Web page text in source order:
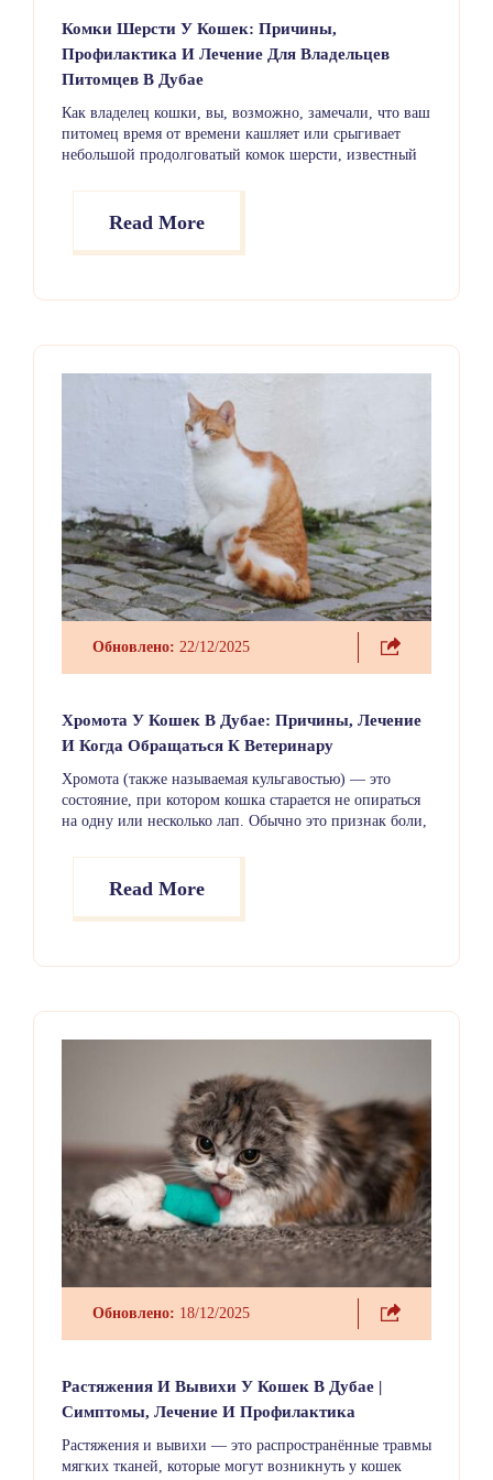
Комки Шерсти У Кошек: Причины,
Профилактика И Лечение Для Владельцев
Питомцев В Дубае
Как владелец кошки, вы, возможно, замечали, что ваш
питомец время от времени кашляет или срыгивает
небольшой продолговатый комок шерсти, известный
нормальной частью процесса ухода за собой у кошек,
частое появление комков шерсти может указывать на
Read More
Обновлено: 22/12/2025
Хромота У Кошек В Дубае: Причины, Лечение
И Когда Обращаться К Ветеринару
Хромота (также называемая кульгавостью) — это
состояние, при котором кошка старается не опираться
на одну или несколько лап. Обычно это признак боли,
внезапно или развиваться постепенно, а также
возникать и исчезать со временем. Даже если в
игнорировать.
Read More
Обновлено: 18/12/2025
Растяжения И Вывихи У Кошек В Дубае |
Симптомы, Лечение И Профилактика
Растяжения и вывихи — это распространённые травмы
мягких тканей, которые могут возникнуть у кошек